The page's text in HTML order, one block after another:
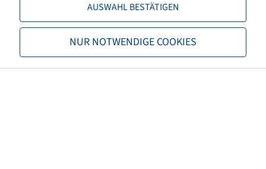
AUSWAHL BESTÄTIGEN
NUR NOTWENDIGE COOKIES
Price and stock visible afterLogin
.